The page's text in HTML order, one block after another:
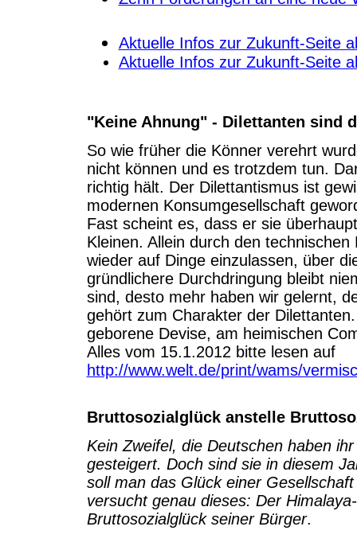
Aktuelle Infos zur Zukunft-Seite
Aktuelle Infos zur Zukunft-Seite
"Keine Ahnung" - Dilettanten sind
So wie früher die Könner verehrt
nicht können und es trotzdem tun.
richtig hält. Der Dilettantismus ist
modernen Konsumgesellschaft
Fast scheint es, dass er sie
Kleinen. Allein durch den
wieder auf Dinge einzulassen, über
gründlichere Durchdringung bleibt
sind, desto mehr haben wir gelernt,
gehört zum Charakter der
geborene Devise, am heimischen
Alles vom 15.1.2012 bitte lesen auf
http://www.welt.de/print/wams/
Bruttosozialglück anstelle
Kein Zweifel, die Deutschen haben
gesteigert. Doch sind sie in diesem
soll man das Glück einer
versucht genau dieses: Der
Bruttosozialglück seiner Bürger.